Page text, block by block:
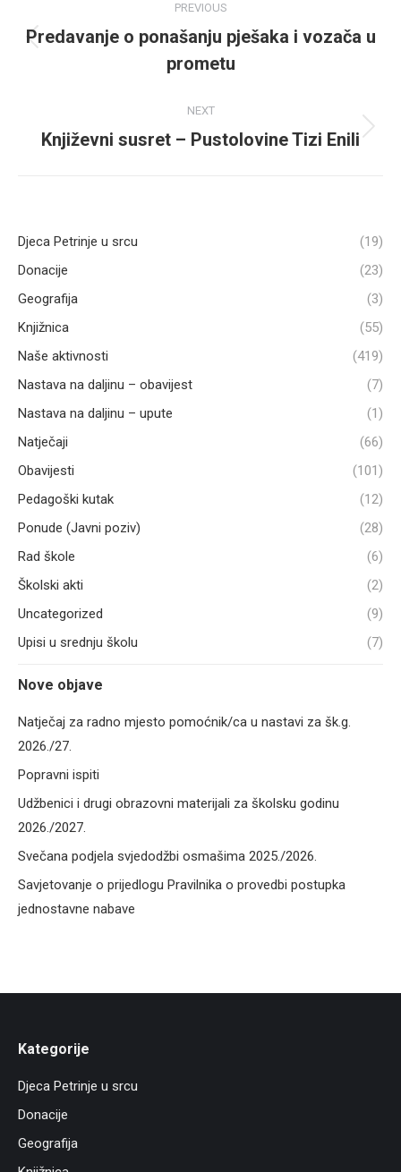
navigation
PREVIOUS
Previous
post:
Predavanje o ponašanju pješaka i vozača u
prometu
NEXT
Next
Književni susret – Pustolovine Tizi Enili
Djeca Petrinje u srcu
(19)
Donacije
(23)
Geografija
(3)
Knjižnica
(55)
Naše aktivnosti
(419)
Nastava na daljinu – obavijest
(7)
Nastava na daljinu – upute
(1)
Natječaji
(66)
Obavijesti
(101)
Pedagoški kutak
(12)
Ponude (Javni poziv)
(28)
Rad škole
(6)
Školski akti
(2)
Uncategorized
(9)
Upisi u srednju školu
(7)
Nove objave
Natječaj za radno mjesto pomoćnik/ca u nastavi za šk.g.
2026./27.
Popravni ispiti
Udžbenici i drugi obrazovni materijali za školsku godinu
2026./2027.
Svečana podjela svjedodžbi osmašima 2025./2026.
Savjetovanje o prijedlogu Pravilnika o provedbi postupka
jednostavne nabave
Kategorije
Djeca Petrinje u srcu
Donacije
Geografija